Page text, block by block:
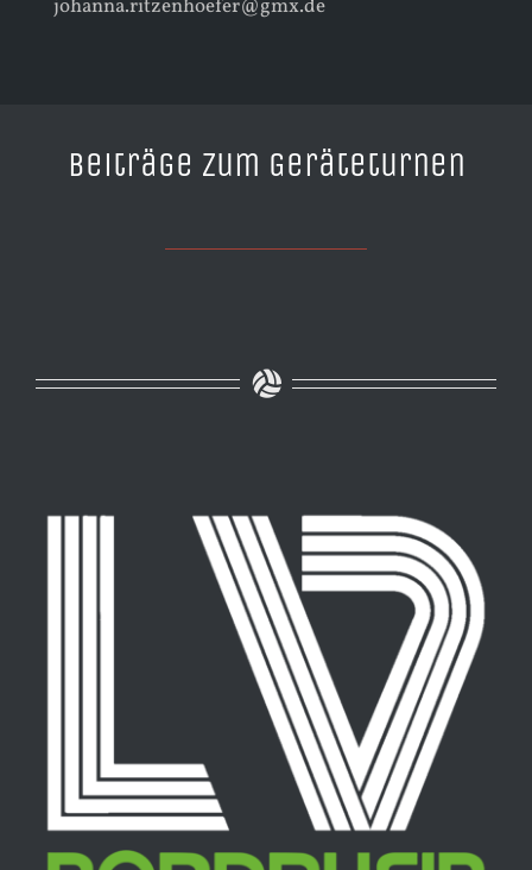
johanna.ritzenhoefer@gmx.de
Beiträge zum Geräteturnen